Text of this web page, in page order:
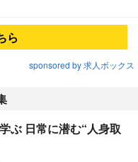
ら
sponsored by 求人ボックス
ぶ 日常に潜む“人身取